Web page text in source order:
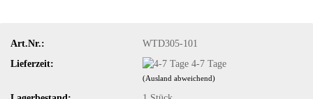
Art.Nr.:
WTD305-101
Lieferzeit:
4-7 Tage
(Ausland abweichend)